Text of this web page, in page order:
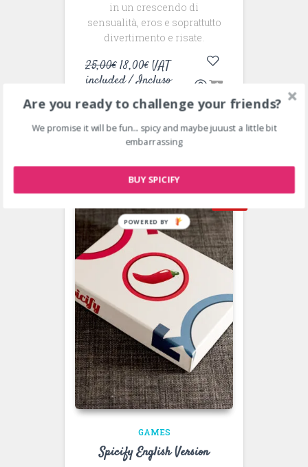
in un crescendo di
sensualità, eros e soprattutto
divertimento e risate.
25,00€Original
price
25,00€.
18,00€Current
price
is:
18,00€.
VAT
included / Incluso
IVA
SALE!
GAMES
Spicify English Version
Are you ready to challenge your friends?
We promise it will be fun... spicy and maybe juuust a little bit
embarrassing
BUY SPICIFY
POWERED BY